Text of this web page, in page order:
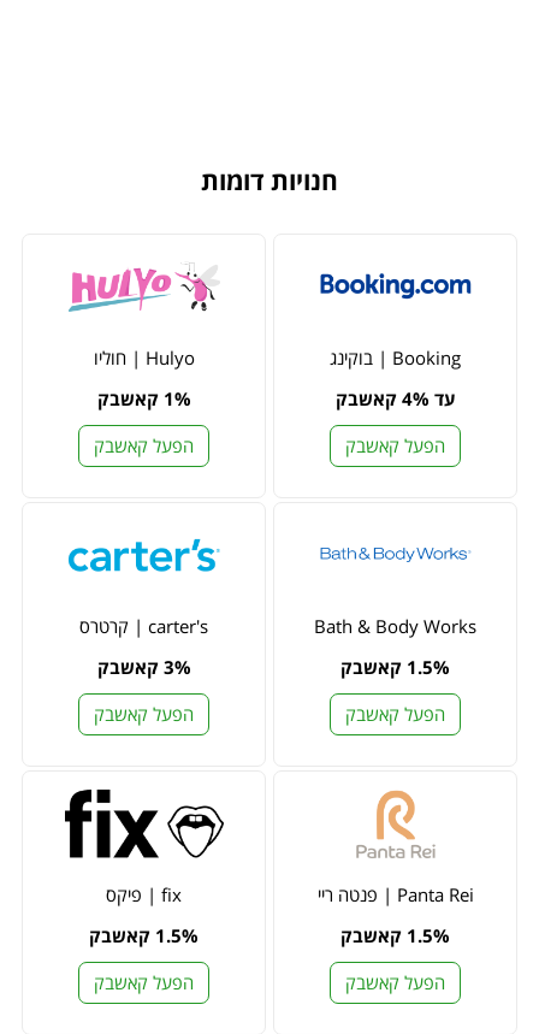
חנויות דומות
Booking | בוקינג
עד 4% קאשבק
הפעל קאשבק
Hulyo | חוליו
1% קאשבק
הפעל קאשבק
Bath & Body Works
1.5% קאשבק
הפעל קאשבק
carter's | קרטרס
3% קאשבק
הפעל קאשבק
Panta Rei | פנטה ריי
1.5% קאשבק
הפעל קאשבק
fix | פיקס
1.5% קאשבק
הפעל קאשבק